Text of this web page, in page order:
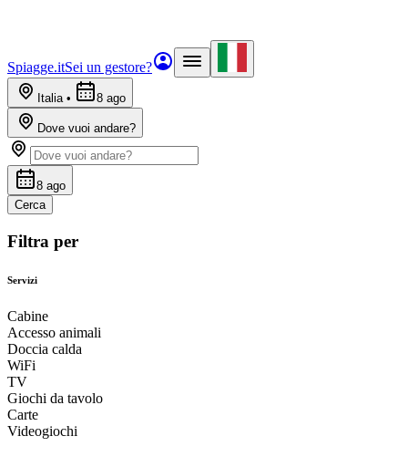
Spiagge.itSei un gestore?
Italia• 8 ago
Dove vuoi andare?
8 ago
Cerca
Filtra per
Servizi
Cabine
Accesso animali
Doccia calda
WiFi
TV
Giochi da tavolo
Carte
Videogiochi